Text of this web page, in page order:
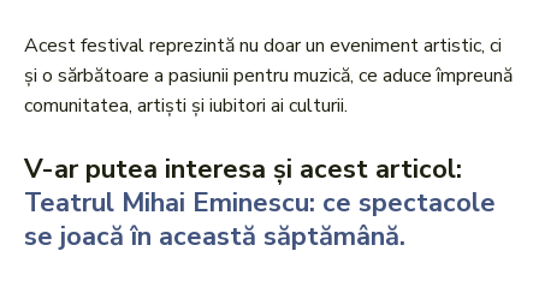
Acest festival reprezintă nu doar un eveniment artistic, ci
și o sărbătoare a pasiunii pentru muzică, ce aduce împreună
comunitatea, artiști și iubitori ai culturii.
V-ar putea interesa și acest articol:
Teatrul Mihai Eminescu: ce spectacole
se joacă în această săptămână.